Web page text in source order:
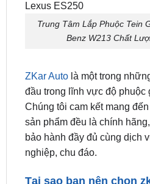
Benz W213 Chất
ZKar Autolà một trong
Chúng tôi cam kết mang
sản phẩm đều là chính
bảo hành đầy đủ cùng dịch
nghiệp, chu đáo.
Tại sao bạn nên chọn